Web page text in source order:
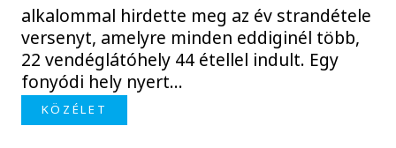
alkalommal hirdette meg az év strandétele
versenyt, amelyre minden eddiginél több,
22 vendéglátóhely 44 étellel indult. Egy
fonyódi hely nyert...
KÖZÉLET